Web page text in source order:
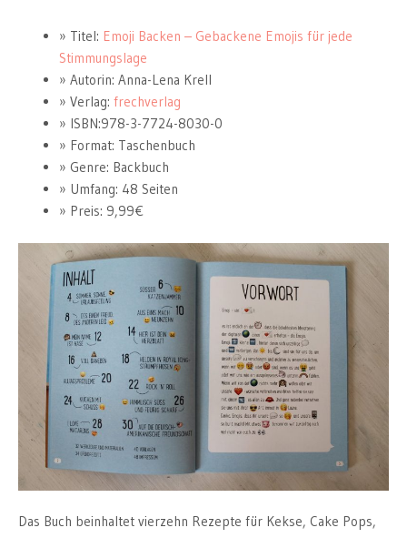
Titel: Emoji Backen – Gebackene Emojis für jede
Stimmungslage
Autorin: Anna-Lena Krell
Verlag: frechverlag
ISBN:978-3-7724-8030-0
Format: Taschenbuch
Genre: Backbuch
Umfang: 48 Seiten
Preis: 9,99€
Das Buch beinhaltet vierzehn Rezepte für Kekse, Cake Pops,